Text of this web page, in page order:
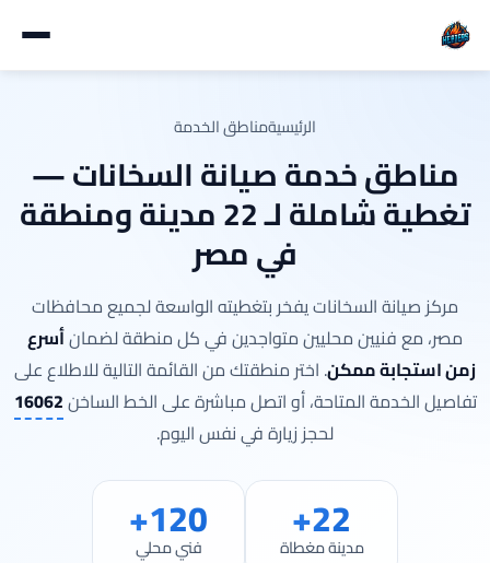
الرئيسيةمناطق الخدمة
مناطق خدمة صيانة السخانات —
تغطية شاملة لـ 22 مدينة ومنطقة
في مصر
مركز صيانة السخانات يفخر بتغطيته الواسعة لجميع محافظات
مصر، مع فنيين محليين متواجدين في كل منطقة لضمانأسرع
زمن استجابة ممكن. اختر منطقتك من القائمة التالية للاطلاع على
تفاصيل الخدمة المتاحة، أو اتصل مباشرة على الخط الساخن16062
لحجز زيارة في نفس اليوم.
22+
مدينة مغطاة 120+
فني محلي